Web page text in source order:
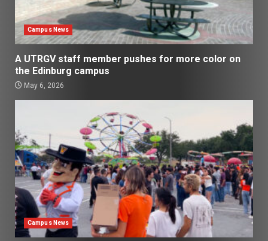
Campus News
A UTRGV staff member pushes for more color on
the Edinburg campus
May 6, 2026
Campus News